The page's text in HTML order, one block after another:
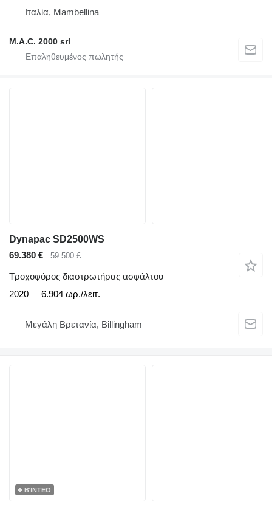
Ιταλία, Mambellina
M.A.C. 2000 srl
Dynapac SD2500WS
69.380 €
59.500 £
Τροχοφόρος διαστρωτήρας ασφάλτου
2020
6.904 ωρ./λειτ.
Μεγάλη Βρετανία, Billingham
ΒΊΝΤΕΟ